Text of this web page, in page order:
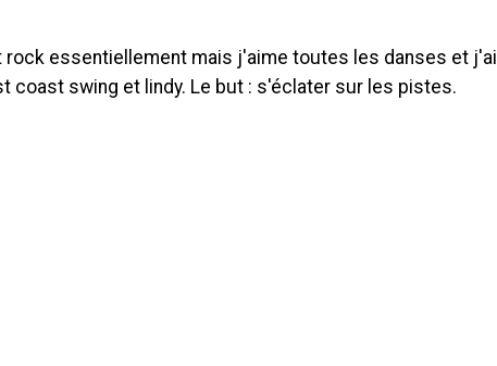
rock essentiellement mais j'aime toutes les danses et j'ai
coast swing et lindy. Le but : s'éclater sur les pistes.